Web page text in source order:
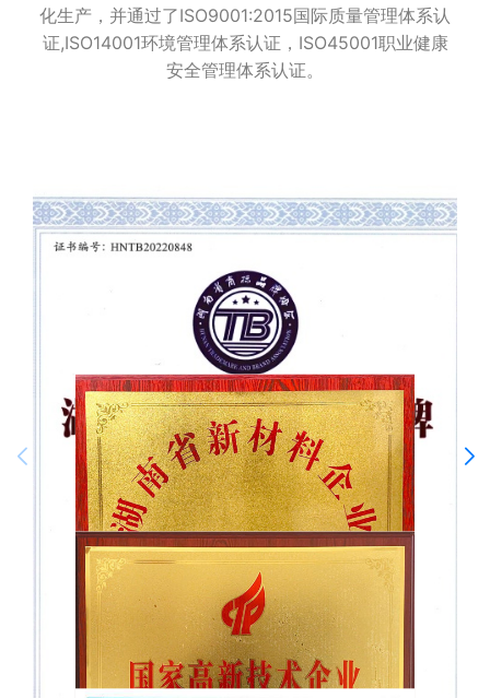
化生产，并通过了ISO9001:2015国际质量管理体系认
证,ISO14001环境管理体系认证，ISO45001职业健康
安全管理体系认证。
湖南省新材料企业